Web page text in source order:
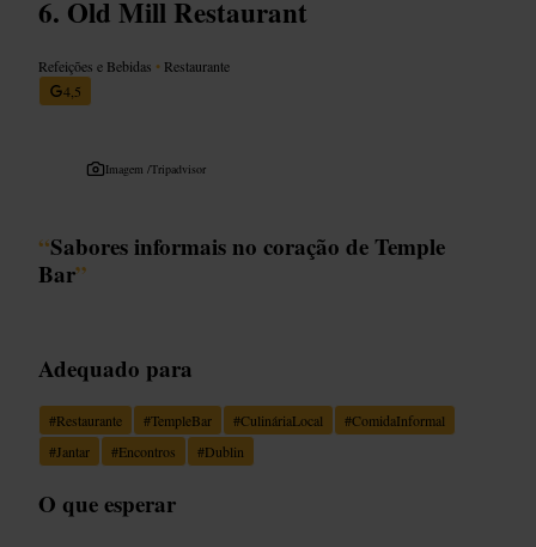
Old Mill Restaurant
Refeições e Bebidas • Restaurante
4,5
Imagem /Tripadvisor
“Sabores informais no coração de Temple
Bar”
Adequado para
#Restaurante #TempleBar #CulináriaLocal #ComidaInformal
#Jantar #Encontros #Dublin
O que esperar